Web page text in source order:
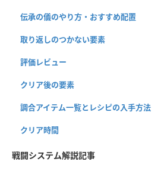
伝承の儀のやり方・おすすめ配置
取り返しのつかない要素
評価レビュー
クリア後の要素
調合アイテム一覧とレシピの入手方法
クリア時間
戦闘システム解説記事